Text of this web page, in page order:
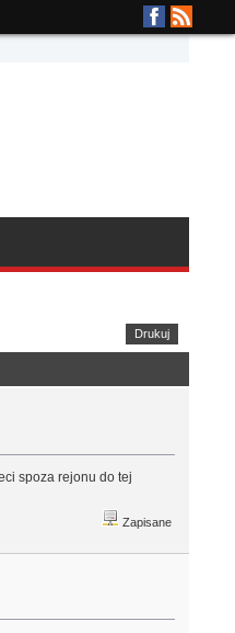
Drukuj
spoza rejonu do tej
Zapisane